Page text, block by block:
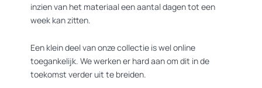
inzien van het materiaal een aantal dagen tot een
week kan zitten.
Een klein deel van onze collectie is wel online
toegankelijk. We werken er hard aan om dit in de
toekomst verder uit te breiden.